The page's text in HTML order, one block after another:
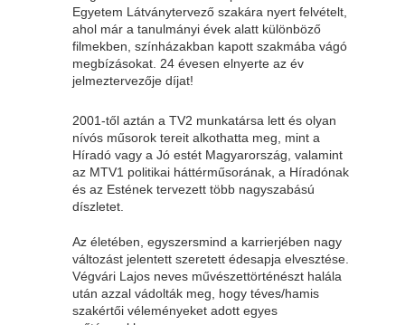
Egyetem Látványtervező szakára nyert felvételt,
ahol már a tanulmányi évek alatt különböző
filmekben, színházakban kapott szakmába vágó
megbízásokat. 24 évesen elnyerte az év
jelmeztervezője díjat!
2001-től aztán a TV2 munkatársa lett és olyan
nívós műsorok tereit alkothatta meg, mint a
Híradó vagy a Jó estét Magyarország, valamint
az MTV1 politikai háttérműsorának, a Híradónak
és az Estének tervezett több nagyszabású
díszletet.
Az életében, egyszersmind a karrierjében nagy
változást jelentett szeretett édesapja elvesztése.
Végvári Lajos neves művészettörténészt halála
után azzal vádolták meg, hogy téves/hamis
szakértői véleményeket adott egyes